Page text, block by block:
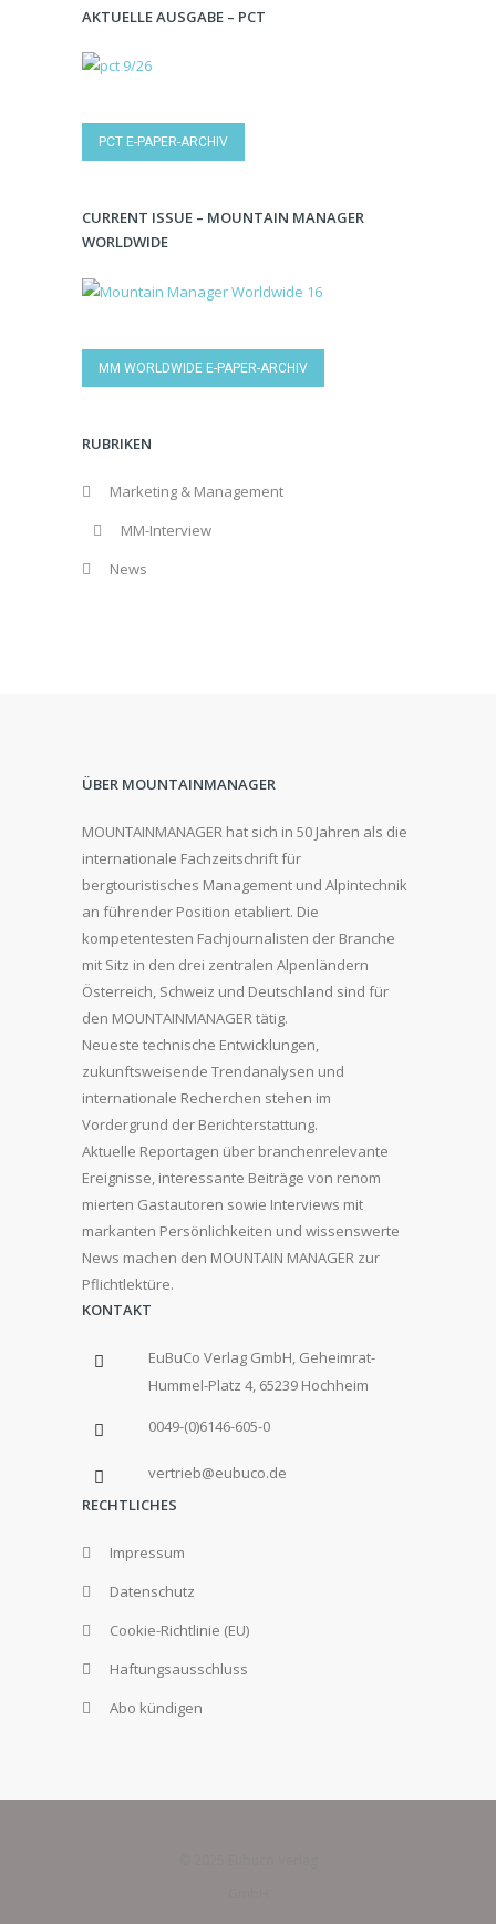
AKTUELLE AUSGABE – PCT
PCT E-PAPER-ARCHIV
CURRENT ISSUE – MOUNTAIN MANAGER
WORLDWIDE
MM WORLDWIDE E-PAPER-ARCHIV
RUBRIKEN
Marketing & Management
MM-Interview
News
ÜBER MOUNTAINMANAGER
MOUNTAINMANAGER hat sich in 50 Jahren als die
internationale Fachzeitschrift für
bergtouristisches Management und Alpintechnik
an führender Position etabliert. Die
kompetentesten Fachjournalisten der Branche
mit Sitz in den drei zentralen Alpenländern
Österreich, Schweiz und Deutschland sind für
den MOUNTAINMANAGER tätig.
Neueste technische Entwicklungen,
zukunftsweisende Trendanalysen und
internationale Recherchen stehen im
Vordergrund der Berichterstattung.
Aktuelle Reportagen über branchenrelevante
Ereignisse, interessante Beiträge von renom
mierten Gastautoren sowie Interviews mit
markanten Persönlichkeiten und wissenswerte
News machen den MOUNTAIN MANAGER zur
Pflichtlektüre.
KONTAKT
EuBuCo Verlag GmbH, Geheimrat-
Hummel-Platz 4, 65239 Hochheim
0049-(0)6146-605-0
vertrieb@eubuco.de
RECHTLICHES
Impressum
Datenschutz
Cookie-Richtlinie (EU)
Haftungsausschluss
Abo kündigen